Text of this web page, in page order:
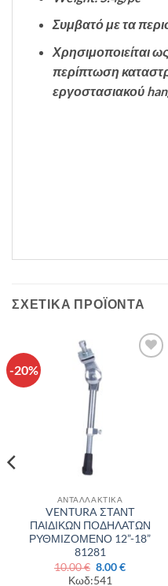
Συμβατό με τα
Χρησιμοποιείται
περίπτωση
εργοστασιακού
ΣΧΕΤΙΚΆ ΠΡΟΪΌΝΤΑ
-20%
ΑΝΤΑΛΛΑΚΤΙΚΑ
VENTURA ΣΤΑΝΤ
ΠΑΙΔΙΚΩΝ ΠΟΔΗΛΑΤΩΝ
ΡΥΘΜΙΖΟΜΕΝΟ 12”-18”
81281
10.00€ Original
price
8.00€Η
Κωδ:541